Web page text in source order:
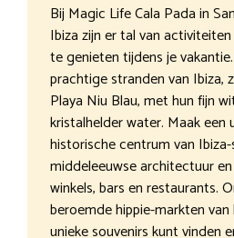
Bij Magic Life Cala Pada in
Ibiza zijn er tal van
te genieten tijdens je
prachtige stranden van Ibiza,
Playa Niu Blau, met hun fijn
kristalhelder water. Maak een
historische centrum van
middeleeuwse architectuur
winkels, bars en restaurants.
beroemde hippie-markten
unieke souvenirs kunt vinden